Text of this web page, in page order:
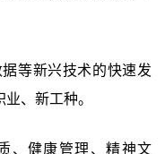
等新兴技术的快速发
、新工种。
、健康管理、精神文